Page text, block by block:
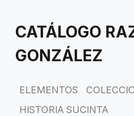
contenido
CATÁLOGO
GONZÁLEZ
ELEMENTOS
HISTORIA SUCINTA